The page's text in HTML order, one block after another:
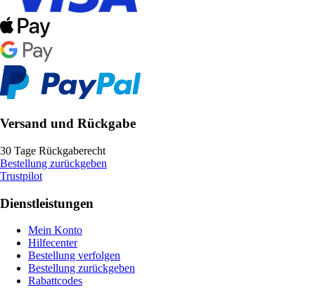
Versand und Rückgabe
30 Tage Rückgaberecht
Bestellung zurückgeben
Trustpilot
Dienstleistungen
Mein Konto
Hilfecenter
Bestellung verfolgen
Bestellung zurückgeben
Rabattcodes